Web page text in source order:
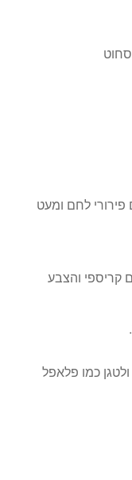
לחם ומעט
קריספי והצבע
כמו פלאפל